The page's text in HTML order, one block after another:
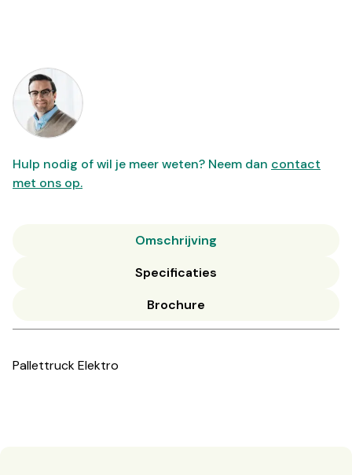
Hulp nodig of wil je meer weten? Neem dan contact
met ons op.
Omschrijving
Specificaties
Brochure
Pallettruck Elektro